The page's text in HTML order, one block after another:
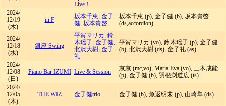
Live！
2024/
12/19
(木)
in F
坂本千恵, 金子
健, 坂本貴啓
坂本千恵 (p), 金子健 (b), 坂本貴啓
(ds,accordion)
2024/
12/18
(水)
銀座 Swing
平賀マリカ, 鈴
木瑶子, 金子健,
北沢大樹, 金子
礼
平賀マリカ (vo), 鈴木瑶子 (p), 金子健
(b), 北沢大樹 (ds), 金子礼 (as)
2024/
12/08
(日)
Piano Bar IZUMI Live & Session
京京 (mc,vo), Maria Eva (vo), 三木成能
(p), 金子健 (b), 羽根渕道広 (ts)
2024/
12/05
(木)
THE WIZ 金子健trio 金子健 (b), 魚返明未 (p), 山崎隼 (ds)